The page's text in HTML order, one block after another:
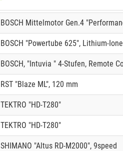
BOSCH Mittelmotor Gen.4
BOSCH "Powertube 625", Lithium-
BOSCH, "Intuvia " 4-Stufen, Remote
RST "Blaze ML", 120 mm
TEKTRO "HD-T280"
TEKTRO "HD-T280"
SHIMANO "Altus RD-M2000", 9speed